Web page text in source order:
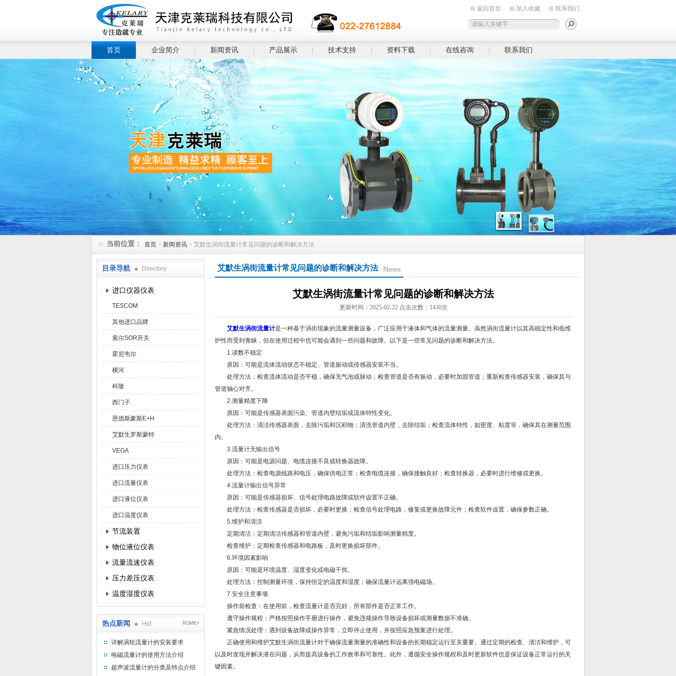
返回首页 加入收藏 联系我们
首页 企业简介 新闻资讯 产品展示 技术支持 资料下载 在线咨询 联系我们
当前位置： 首页 > 新闻资讯 > 艾默生涡街流量计常见问题的诊断和解决方法
目录导航 Directory
进口仪器仪表
TESCOM
其他进口品牌
索尔SOR开关
霍尼韦尔
横河
科隆
西门子
恩德斯豪斯E+H
艾默生罗斯蒙特
VEGA
进口压力仪表
进口流量仪表
进口液位仪表
进口温度仪表
节流装置
物位液位仪表
流量流速仪表
压力差压仪表
温度湿度仪表
热点新闻 Hot ROME+
详解涡轮流量计的安装要求
电磁流量计的使用方法介绍
超声波流量计的分类及特点介绍
艾默生涡街流量计常见问题的诊断和解决方法 News
艾默生涡街流量计常见问题的诊断和解决方法
更新时间：2025-02-22 点击次数：1430次
艾默生涡街流量计是一种基于涡街现象的流量测量设备，广泛应用于液体和气体的流量测量。虽然涡街流量计以其高稳定性和低维
护性而受到青睐，但在使用过程中也可能会遇到一些问题和故障。以下是一些常见问题的诊断和解决方法。
1.读数不稳定
原因：可能是流体流动状态不稳定、管道振动或传感器安装不当。
处理方法：检查流体流动是否平稳，确保无气泡或脉动；检查管道是否有振动，必要时加固管道；重新检查传感器安装，确保其与
管道轴心对齐。
2.测量精度下降
原因：可能是传感器表面污染、管道内壁结垢或流体特性变化。
处理方法：清洁传感器表面，去除污垢和沉积物；清洗管道内壁，去除结垢；检查流体特性，如密度、粘度等，确保其在测量范围
内。
3.流量计无输出信号
原因：可能是电源问题、电缆连接不良或转换器故障。
处理方法：检查电源线路和电压，确保供电正常；检查电缆连接，确保接触良好；检查转换器，必要时进行维修或更换。
4.流量计输出信号异常
原因：可能是传感器损坏、信号处理电路故障或软件设置不正确。
处理方法：检查传感器是否损坏，必要时更换；检查信号处理电路，修复或更换故障元件；检查软件设置，确保参数正确。
5.维护和清洁
定期清洁：定期清洁传感器和管道内壁，避免污垢和结垢影响测量精度。
检查维护：定期检查传感器和电路板，及时更换损坏部件。
6.环境因素影响
原因：可能是环境温度、湿度变化或电磁干扰。
处理方法：控制测量环境，保持恒定的温度和湿度；确保流量计远离强电磁场。
7.安全注意事项
操作前检查：在使用前，检查流量计是否完好，所有部件是否正常工作。
遵守操作规程：严格按照操作手册进行操作，避免违规操作导致设备损坏或测量数据不准确。
紧急情况处理：遇到设备故障或操作异常，立即停止使用，并按照应急预案进行处理。
正确使用和维护艾默生涡街流量计对于确保流量测量的准确性和设备的长期稳定运行至关重要。通过定期的检查、清洁和维护，可
以及时发现并解决潜在问题，从而提高设备的工作效率和可靠性。此外，遵循安全操作规程和及时更新软件也是保证设备正常运行的关
键因素。